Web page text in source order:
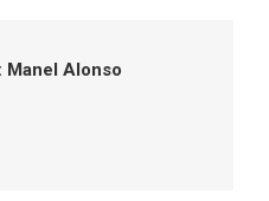
Manel Alonso